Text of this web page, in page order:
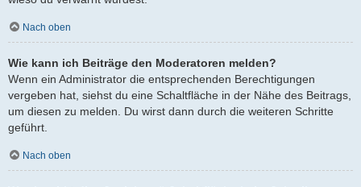
Nach oben
Wie kann ich Beiträge den Moderatoren melden?
Wenn ein Administrator die entsprechenden Berechtigungen
vergeben hat, siehst du eine Schaltfläche in der Nähe des Beitrags,
um diesen zu melden. Du wirst dann durch die weiteren Schritte
geführt.
Nach oben